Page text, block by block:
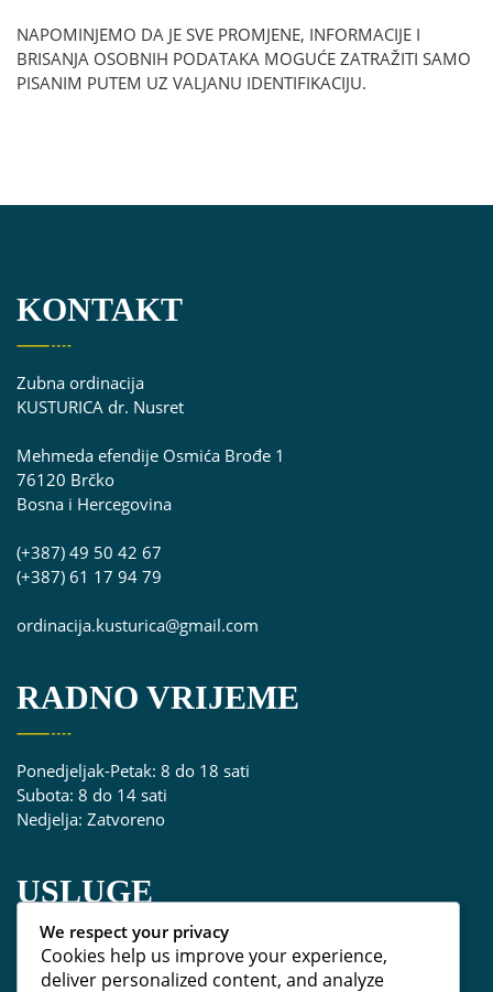
NAPOMINJEMO DA JE SVE PROMJENE, INFORMACIJE I
BRISANJA OSOBNIH PODATAKA MOGUĆE ZATRAŽITI SAMO
PISANIM PUTEM UZ VALJANU IDENTIFIKACIJU.
KONTAKT
Zubna ordinacija
KUSTURICA dr. Nusret
Mehmeda efendije Osmića Brođe 1
76120 Brčko
Bosna i Hercegovina
(+387) 49 50 42 67
(+387) 61 17 94 79
ordinacija.kusturica@gmail.com
RADNO VRIJEME
Ponedjeljak-Petak: 8 do 18 sati
Subota: 8 do 14 sati
Nedjelja: Zatvoreno
USLUGE
Popravak zuba
We respect your privacy
Cookies help us improve your experience,
deliver personalized content, and analyze